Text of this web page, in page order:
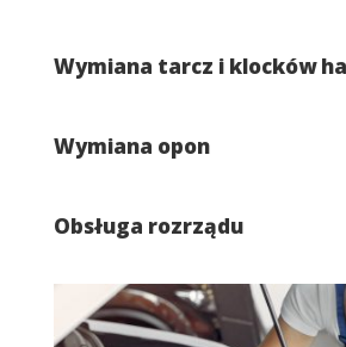
Wymiana tarcz i klocków
Wymiana opon
Obsługa rozrządu